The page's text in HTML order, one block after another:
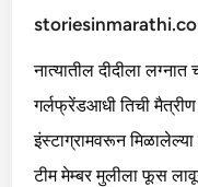
ग
नात्यातील दीदीला लग्नात
गर्लफ्रेंडआधी तिची
इंस्टाग्रामवरून
टीम मेम्बर मुलीला फूस